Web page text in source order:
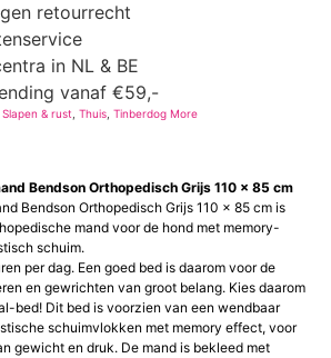
retourrecht
in NL & BE
vanaf €59,-
,Slapen & rust ,Thuis ,Tinberdog More
Bendson Orthopedisch Grijs 110 x 85 cm
Bendson Orthopedisch Grijs 110 x 85 cm is
mand voor de hond met memory-
schuim.
per dag. Een goed bed is daarom voor de
en gewrichten van groot belang. Kies daarom
bed! Dit bed is voorzien van een wendbaar
schuimvlokken met memory effect, voor
gewicht en druk. De mand is bekleed met